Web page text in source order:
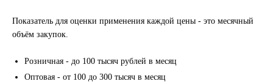
MANNOL
Показатель для оценки применения каждой цены - это месячный
объём закупок.
Розничная - до 100 тысяч рублей в месяц
Оптовая - от 100 до 300 тысяч в месяц